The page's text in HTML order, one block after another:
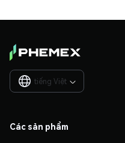
tiếng Việt 
Các sản phẩm